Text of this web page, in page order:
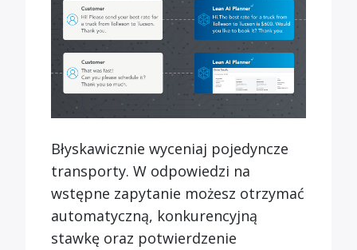
Błyskawicznie wyceniaj pojedyncze
transporty. W odpowiedzi na
wstępne zapytanie możesz otrzymać
automatyczną, konkurencyjną
stawkę oraz potwierdzenie